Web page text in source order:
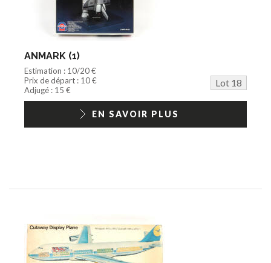
ANMARK (1)
Estimation : 10/20 €
Prix de départ : 10 €
Lot 18
Adjugé : 15 €
EN SAVOIR PLUS